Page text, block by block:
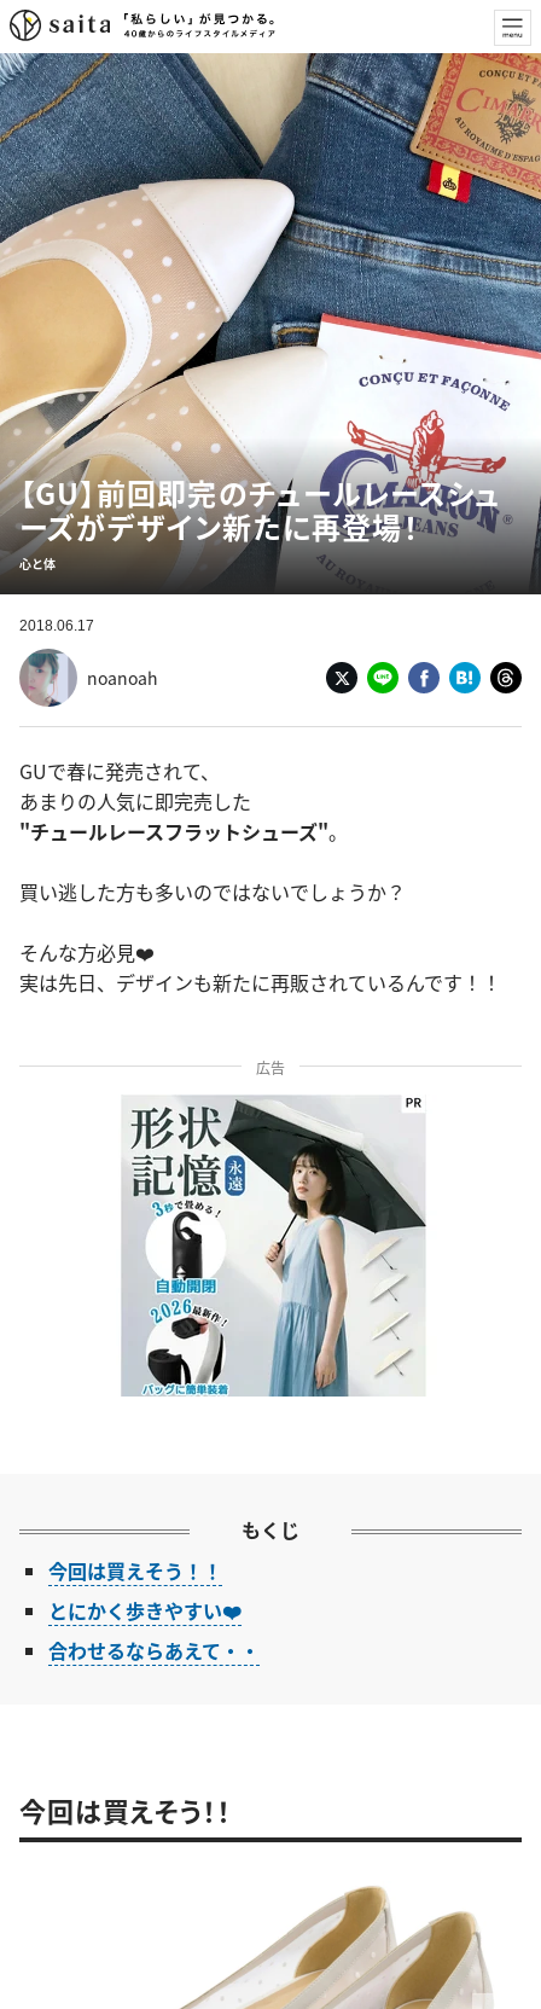
【GU】前回即完のチュールレースシュ
ーズがデザイン新たに再登場！
心と体
2018.06.17
noanoah
GUで春に発売されて、
あまりの人気に即完売した
"チュールレースフラットシューズ"。
買い逃した方も多いのではないでしょうか？
そんな方必見❤️
実は先日、デザインも新たに再販されているんです！！
広告
もくじ
今回は買えそう！！
とにかく歩きやすい❤️
合わせるならあえて・・
今回は買えそう！！